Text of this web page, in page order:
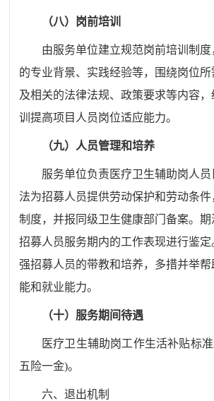
（八）岗前培训
由服务单位建立规范岗前培训制
的专业背景、实践经验等，围绕岗位
及相关的法律法规、政策要求等内容
训提高项目人员岗位适应能力。
（九）人员管理和培养
服务单位负责医疗卫生辅助岗人
法为招募人员提供劳动保护和劳动条
制度，并报同级卫生健康部门备案。
招募人员服务期内的工作表现进行鉴定
强招募人员的带教和培养，多措并举
能和就业能力。
（十）服务期间待遇
医疗卫生辅助岗工作生活补贴标
五险一金)。
六、退出机制